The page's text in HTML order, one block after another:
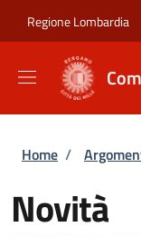
Regione Lombardia
Briciole
Home /
Novità